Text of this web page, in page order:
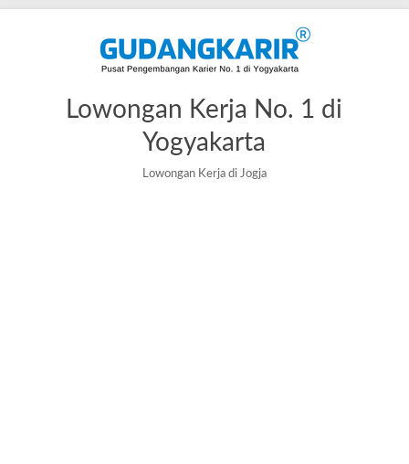
Lowongan Kerja No. 1 di
Yogyakarta
Lowongan Kerja di Jogja